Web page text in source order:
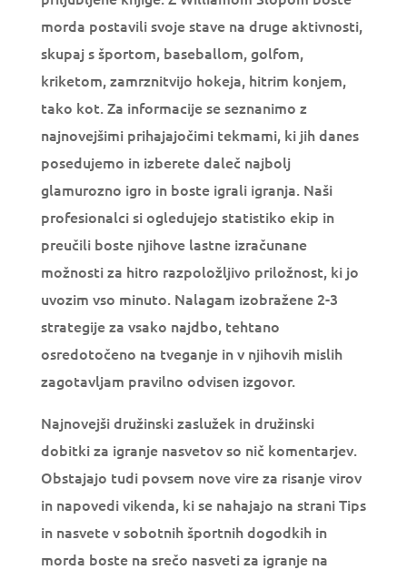
morda postavili svoje stave na druge aktivnosti,
skupaj s športom, baseballom, golfom,
kriketom, zamrznitvijo hokeja, hitrim konjem,
tako kot. Za informacije se seznanimo z
najnovejšimi prihajajočimi tekmami, ki jih danes
posedujemo in izberete daleč najbolj
glamurozno igro in boste igrali igranja. Naši
profesionalci si ogledujejo statistiko ekip in
preučili boste njihove lastne izračunane
možnosti za hitro razpoložljivo priložnost, ki jo
uvozim vso minuto. Nalagam izobražene 2-3
strategije za vsako najdbo, tehtano
osredotočeno na tveganje in v njihovih mislih
zagotavljam pravilno odvisen izgovor.
Najnovejši družinski zaslužek in družinski
dobitki za igranje nasvetov so nič komentarjev.
Obstajajo tudi povsem nove vire za risanje virov
in napovedi vikenda, ki se nahajajo na strani Tips
in nasvete v sobotnih športnih dogodkih in
morda boste na srečo nasveti za igranje na